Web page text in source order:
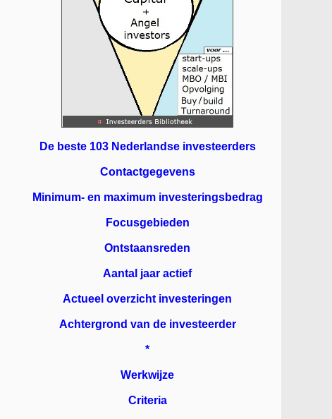
De beste 103 Nederlandse investeerders
Contactgegevens
Minimum- en maximum investeringsbedrag
Focusgebieden
Ontstaansreden
Aantal jaar actief
Actueel overzicht investeringen
Achtergrond van de investeerder
*
Werkwijze
Criteria